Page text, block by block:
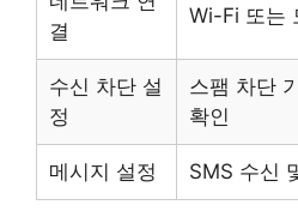
결
Wi-Fi 또는
수신 차단 설
정
스팸 차단
확인
메시지 설정 SMS 수신